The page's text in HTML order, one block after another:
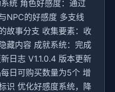
统 角色好感度：通过
NPC的好感度 多支线
故事分支 收集要素：收
藏内容 成就系统：完成
日志 V1.1.0.4 版本更新
日可购买数量为5个 增
识 优化好感度系统，降